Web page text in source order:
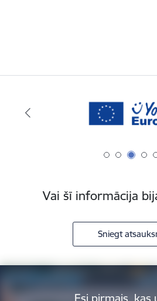
Vai šī informācija
Sniegt
Esi pirmais, kas